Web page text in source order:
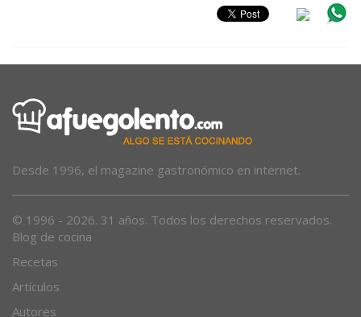
Desde 1996, el magazine gastronómico en internet.
© 1996 - 2026. 31 años. Todos los derechos reservados.
Blog de cocina
Recetas
Artículos
Autores